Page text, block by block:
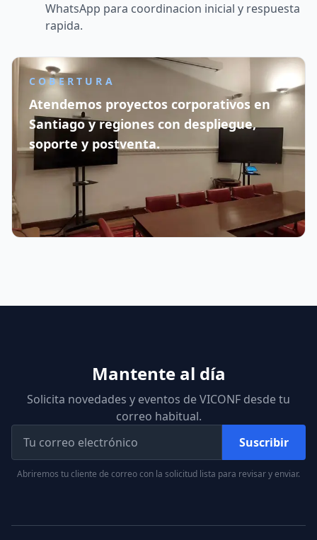
WhatsApp para coordinacion inicial y respuesta
rapida.
COBERTURA
Atendemos proyectos corporativos en
Santiago y regiones con despliegue,
soporte y postventa.
Mantente al día
Solicita novedades y eventos de VICONF desde tu
correo habitual.
Suscribir
Abriremos tu cliente de correo con la solicitud lista para revisar y enviar.